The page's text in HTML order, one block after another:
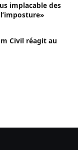
implacable des
Civil réagit au